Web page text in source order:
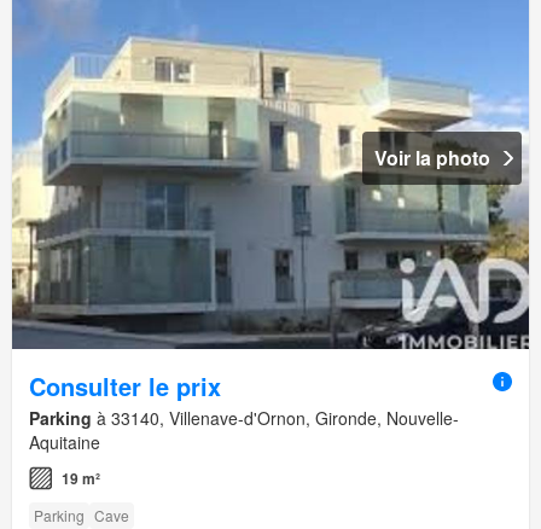
Voir la photo
Consulter le prix
Parking à 33140, Villenave-d'Ornon, Gironde, Nouvelle-
Aquitaine
19 m²
Parking Cave